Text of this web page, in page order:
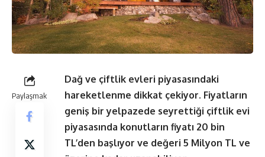
Paylaşmak
Dağ ve çiftlik evleri piyasasındaki
hareketlenme dikkat çekiyor. Fiyatların
geniş bir yelpazede seyrettiği çiftlik evi
piyasasında konutların fiyatı 20 bin
TL’den başlıyor ve değeri 5 Milyon TL ve